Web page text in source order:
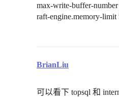
max-write-buffer-
raft-engine.memory-limit
BrianLiu
可以看下 topsql 和